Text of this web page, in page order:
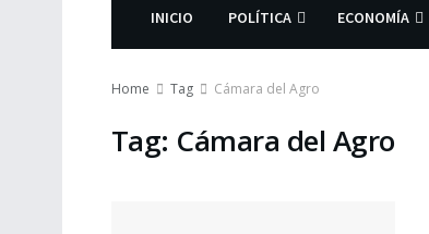
INICIO POLÍTICA ECONOMÍA
Home Tag Cámara del Agro
Tag: Cámara del Agro